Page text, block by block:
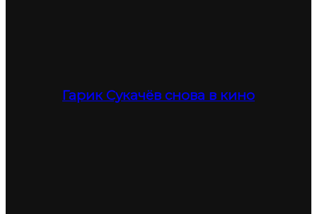
Гарик Сукачёв снова в кино